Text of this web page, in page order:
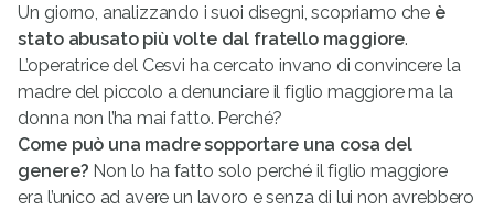
Un giorno, analizzando i suoi disegni, scopriamo che è
stato abusato più volte dal fratello maggiore.
L’operatrice del Cesvi ha cercato invano di convincere la
madre del piccolo a denunciare il figlio maggiore ma la
donna non l’ha mai fatto. Perché?
Come può una madre sopportare una cosa del
genere? Non lo ha fatto solo perché il figlio maggiore
era l’unico ad avere un lavoro e senza di lui non avrebbero